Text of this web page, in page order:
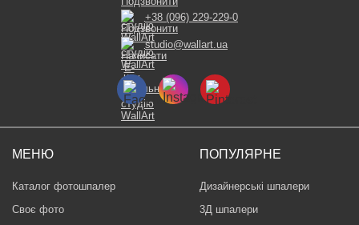
МЕНЮ
Каталог фотошпалер
Своє фото
ПОПУЛЯРНЕ
Дизайнерські шпалери
3Д шпалери
+38 (096) 229-229-0
studio@wallart.ua